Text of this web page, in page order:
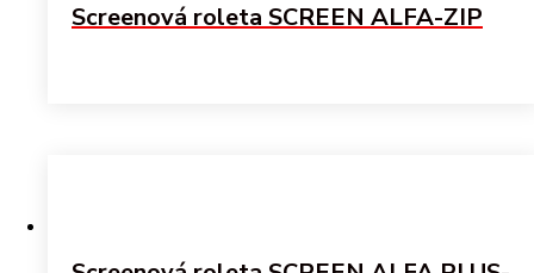
Screenová roleta SCREEN ALFA-ZIP